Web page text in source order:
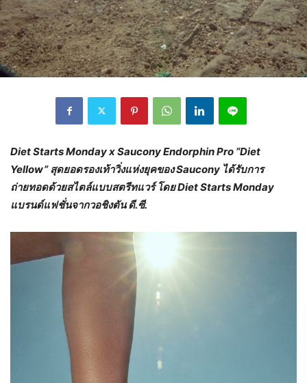
Diet Starts Monday x Saucony Endorphin Pro “Diet
Yellow”สุดยอดรองเท้าวิ่งแห่งยุคของSaucony ได้รับการ
ถ่ายทอดด้วยสไตล์แบบสตรีทแวร์ โดยDiet Starts Monday
แบรนด์แฟชั่นจากวอชิงตัน ดี.ซี.